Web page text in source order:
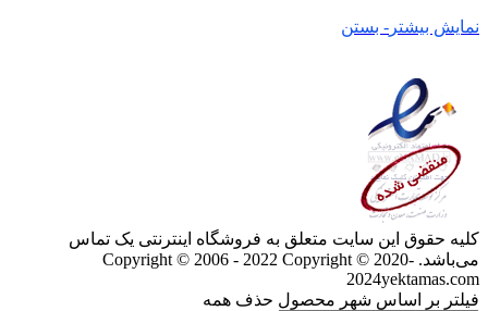
نمایش بیشتر - بستن
کلیه حقوق این سایت متعلق به فروشگاه اینترنتی یک تماس
می‌باشد. Copyright © 2006 - 2022 Copyright © 2020-
2024yektamas.com
فیلتر بر اساس شهر محصول حذف همه